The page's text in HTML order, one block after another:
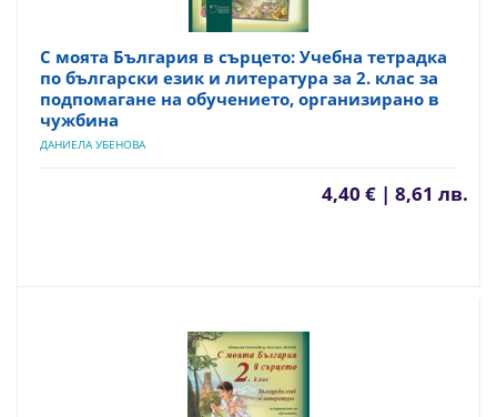
С моята България в сърцето: Учебна тетрадка
по български език и литература за 2. клас за
подпомагане на обучението, организирано в
чужбина
ДАНИЕЛА УБЕНОВА
4,40 € | 8,61 лв.